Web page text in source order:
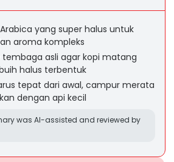
yang super halus untuk
aroma kompleks
tembaga asli agar kopi matang
halus terbentuk
tepat dari awal, campur merata
dengan api kecil
was AI-assisted and reviewed by